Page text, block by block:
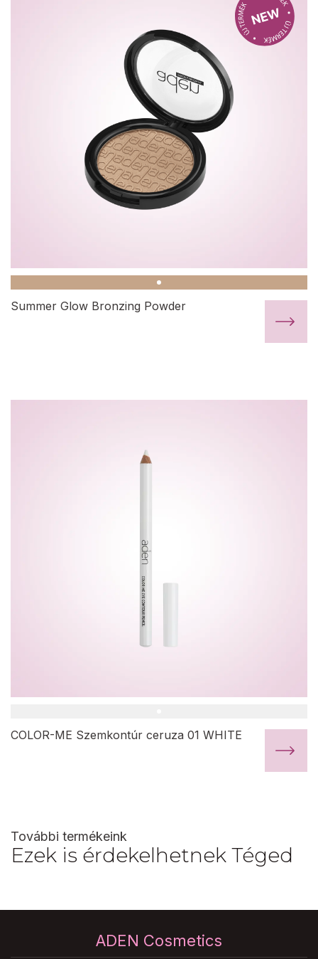
Summer Glow Bronzing Powder
COLOR-ME Szemkontúr ceruza 01 WHITE
További termékeink
Ezek is érdekelhetnek Téged
ADEN Cosmetics